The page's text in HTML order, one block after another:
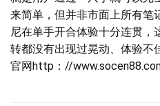
来简单，但并非市面上所有笔
尼在单手开合体验十分连贯，
转都没有出现过晃动、体验不
官网http：//